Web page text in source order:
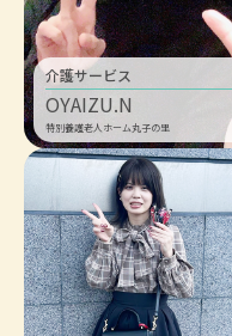
介護サービス
OYAIZU.N
特別養護老人ホーム丸子の里